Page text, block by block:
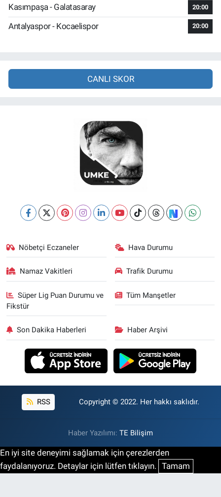
Kasımpaşa - Galatasaray 20:00
Antalyaspor - Kocaelispor 20:00
CANLI SKOR
Nöbetçi Eczaneler Hava Durumu
Namaz Vakitleri Trafik Durumu
Süper Lig Puan Durumu ve
Fikstür
Tüm Manşetler
Son Dakika Haberleri Haber Arşivi
RSS Copyright © 2022. Her hakkı saklıdır.
Haber Yazılımı: TE Bilişim
En iyi site deneyimi sağlamak için çerezlerden
faydalanıyoruz. Detaylar için lütfen tıklayın. Tamam